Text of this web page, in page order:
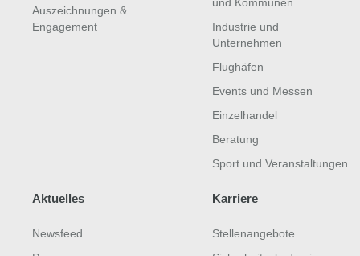
Auszeichnungen &
Engagement
Industrie und
Unternehmen
Flughäfen
Events und Messen
Einzelhandel
Beratung
Sport und Veranstaltungen
Aktuelles
Newsfeed
Karriere
Stellenangebote